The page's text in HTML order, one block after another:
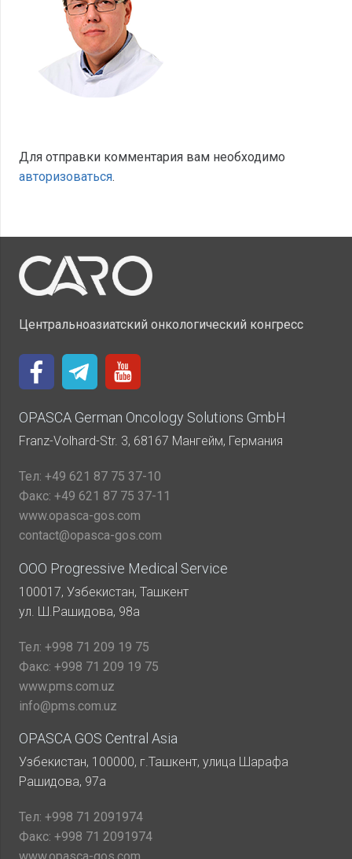
Для отправки комментария вам необходимо
авторизоваться.
Центральноазиатский онкологический конгресс
OPASCA German Oncology Solutions GmbH
Franz-Volhard-Str. 3, 68167 Мангейм, Германия
Тел: +49 621 87 75 37-10
Факс: +49 621 87 75 37-11
www.opasca-gos.com
contact@opasca-gos.com
ООО Progressive Medical Service
100017, Узбекистан, Ташкент
ул. Ш.Рашидова, 98а
Тел: +998 71 209 19 75
Факс: +998 71 209 19 75
www.pms.com.uz
info@pms.com.uz
OPASCA GOS Central Asia
Узбекистан, 100000, г.Ташкент, улица Шарафа
Рашидова, 97а
Тел: +998 71 2091974
Факс: +998 71 2091974